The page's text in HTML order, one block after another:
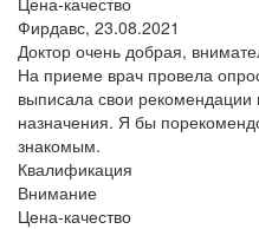
Фирдавс, 23.08.2021
Доктор очень добрая,
На приеме врач провела
выписала свои
назначения. Я бы
знакомым.
Квалификация
Внимание
Цена-качество